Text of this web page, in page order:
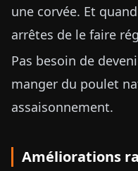
une corvée. Et
arrêtes de le faire
Pas besoin de
manger du poulet
assaisonnement.
Améliorations